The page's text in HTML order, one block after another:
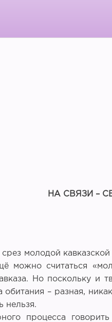
НА СВЯЗИ –
молодой
можно считаться
Но поскольку и
обитания – разная,
нельзя.
процесса